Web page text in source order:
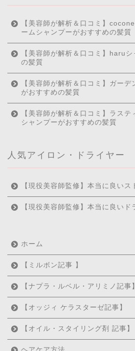
【美容師が解析＆口コミ】
ームシャンプーがおすすめの髪質
【美容師が解析＆口コミ】haru
の髪質
【美容師が解析＆口コミ】ガー
がおすすめの髪質
【美容師が解析＆口コミ】ラステ
シャンプーがおすすめの髪質
人気アイロン・ドライヤー
【現役美容師監修】本当に良い
【現役美容師監修】本当に良いド
ホーム
【ミルボン記事 】
【ナプラ・ルベル・アリミノ記事】
【オッジィ ケラスターゼ記事】
【オイル・スタイリング剤 記事】